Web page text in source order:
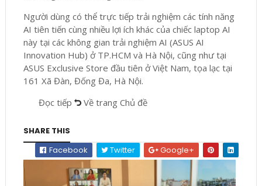
Người dùng có thể trực tiếp trải nghiệm các tính năng
AI tiên tiến cùng nhiều lợi ích khác của chiếc laptop AI
này tại các không gian trải nghiệm AI (ASUS AI
Innovation Hub) ở TP.HCM và Hà Nội, cũng như tại
ASUS Exclusive Store đầu tiên ở Việt Nam, tọa lạc tại
161 Xã Đàn, Đống Đa, Hà Nội.
Đọc tiếp
Về trang Chủ đề
SHARE THIS
Facebook
Twitter Google+